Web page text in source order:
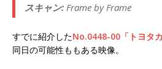
スキャン: Frame by Frame
すでに紹介したNo.0448-00「トヨタ
同日の可能性ももある映像。